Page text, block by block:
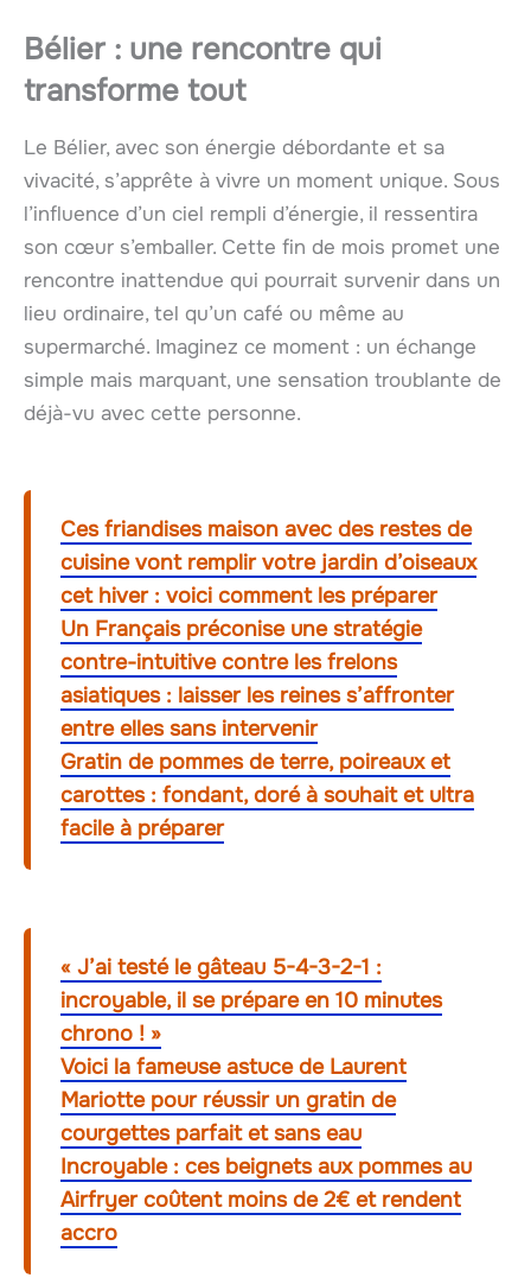
Bélier : une rencontre qui
transforme tout
Le Bélier, avec son énergie débordante et sa
vivacité, s’apprête à vivre un moment unique. Sous
l’influence d’un ciel rempli d’énergie, il ressentira
son cœur s’emballer. Cette fin de mois promet une
rencontre inattendue qui pourrait survenir dans un
lieu ordinaire, tel qu’un café ou même au
supermarché. Imaginez ce moment : un échange
simple mais marquant, une sensation troublante de
déjà-vu avec cette personne.
Ces friandises maison avec des restes de
cuisine vont remplir votre jardin d’oiseaux
cet hiver : voici comment les préparer
Un Français préconise une stratégie
contre-intuitive contre les frelons
asiatiques : laisser les reines s’affronter
entre elles sans intervenir
Gratin de pommes de terre, poireaux et
carottes : fondant, doré à souhait et ultra
facile à préparer
« J’ai testé le gâteau 5-4-3-2-1 :
incroyable, il se prépare en 10 minutes
chrono ! »
Voici la fameuse astuce de Laurent
Mariotte pour réussir un gratin de
courgettes parfait et sans eau
Incroyable : ces beignets aux pommes au
Airfryer coûtent moins de 2€ et rendent
accro